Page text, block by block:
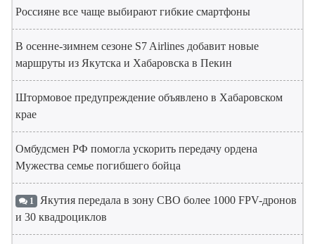
Россияне все чаще выбирают гибкие смартфоны
В осенне-зимнем сезоне S7 Airlines добавит новые
маршруты из Якутска и Хабаровска в Пекин
Штормовое предупреждение объявлено в Хабаровском
крае
Омбудсмен РФ помогла ускорить передачу ордена
Мужества семье погибшего бойца
1 Якутия передала в зону СВО более 1000 FPV-дронов
и 30 квадроциклов